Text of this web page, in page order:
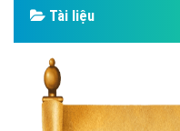
Tài liệu